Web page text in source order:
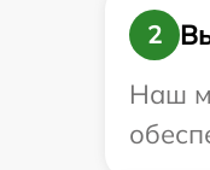
2
Наш